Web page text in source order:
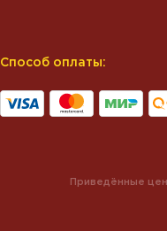
Способ оплаты:
Приведённые